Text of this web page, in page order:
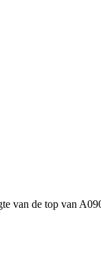
van de top van